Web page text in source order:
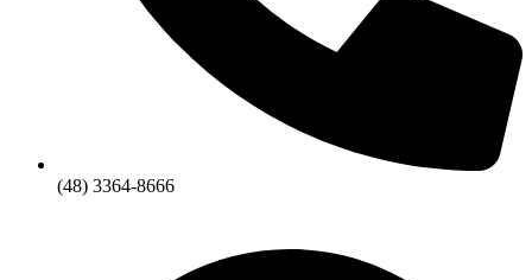
(48) 3364-8666